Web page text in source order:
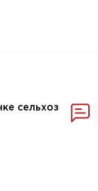
сельхоз